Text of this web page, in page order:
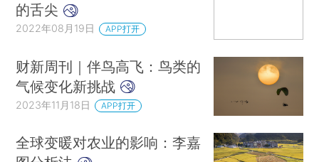
的舌尖
2022年08月19日 APP打开
财新周刊｜伴鸟高飞：鸟类的
气候变化新挑战
2023年11月18日 APP打开
全球变暖对农业的影响：李嘉